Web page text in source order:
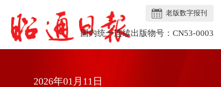
老版数字报刊
国内统一连续出版物号：CN53-0003
2026年01月11日